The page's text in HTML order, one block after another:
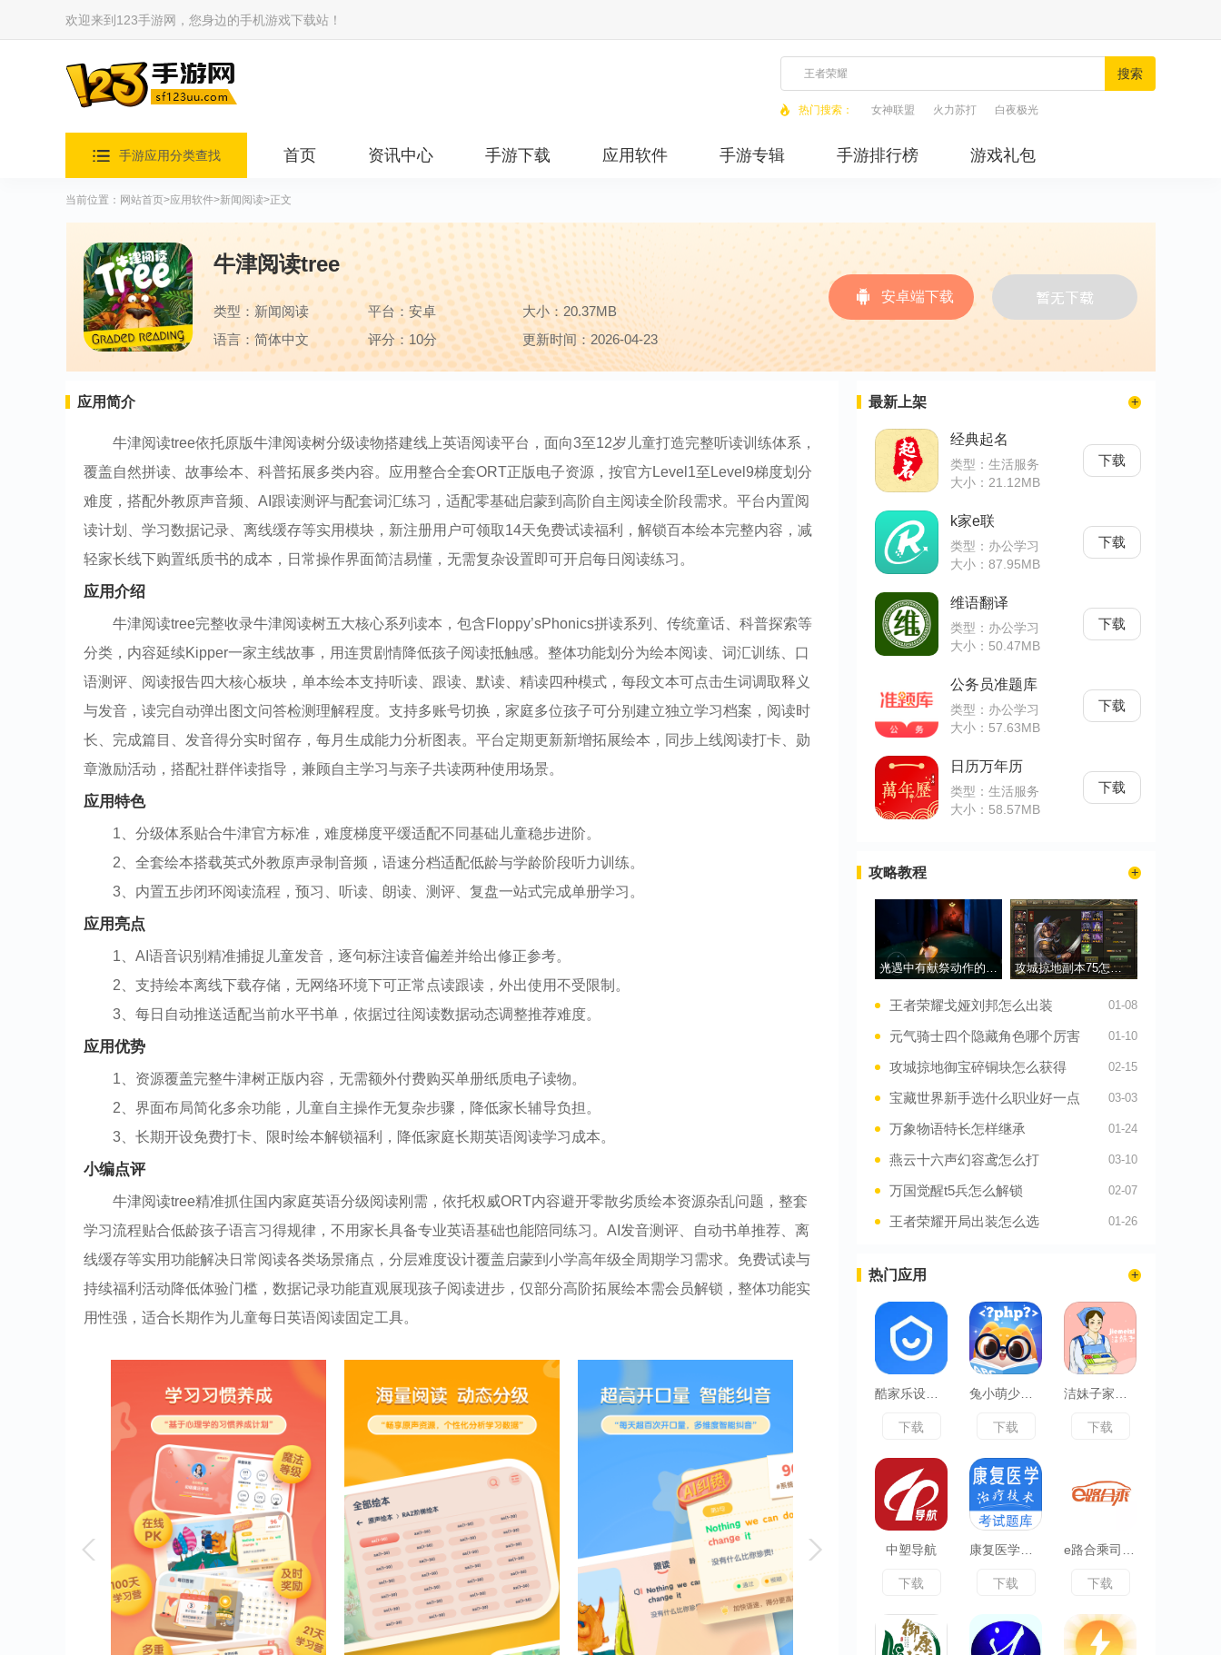
欢迎来到123手游网，您身边的手机游戏下载站！
搜索
热门搜索： 女神联盟 火力苏打 白夜极光
手游应用分类查找 首页 资讯中心 手游下载 应用软件 手游专辑 手游排行榜 游戏礼包
当前位置： 网站首页>应用软件>新闻阅读>正文
牛津阅读tree
类型：新闻阅读 平台：安卓
大小：20.37MB
语言：简体中文
评分：10分 更新时间：2026-04-23
安卓端下载
应用简介
牛津阅读tree依托原版牛津阅读树分级读物搭建线上英语阅读平台，面向3至12岁儿童打造完整听读训练体系，
覆盖自然拼读、故事绘本、科普拓展多类内容。应用整合全套ORT正版电子资源，按官方Level1至Level9梯度划分
难度，搭配外教原声音频、AI跟读测评与配套词汇练习，适配零基础启蒙到高阶自主阅读全阶段需求。平台内置阅
读计划、学习数据记录、离线缓存等实用模块，新注册用户可领取14天免费试读福利，解锁百本绘本完整内容，减
轻家长线下购置纸质书的成本，日常操作界面简洁易懂，无需复杂设置即可开启每日阅读练习。
应用介绍
牛津阅读tree完整收录牛津阅读树五大核心系列读本，包含Floppy’sPhonics拼读系列、传统童话、科普探索等
分类，内容延续Kipper一家主线故事，用连贯剧情降低孩子阅读抵触感。整体功能划分为绘本阅读、词汇训练、口
语测评、阅读报告四大核心板块，单本绘本支持听读、跟读、默读、精读四种模式，每段文本可点击生词调取释义
与发音，读完自动弹出图文问答检测理解程度。支持多账号切换，家庭多位孩子可分别建立独立学习档案，阅读时
长、完成篇目、发音得分实时留存，每月生成能力分析图表。平台定期更新新增拓展绘本，同步上线阅读打卡、勋
章激励活动，搭配社群伴读指导，兼顾自主学习与亲子共读两种使用场景。
应用特色
1、分级体系贴合牛津官方标准，难度梯度平缓适配不同基础儿童稳步进阶。
2、全套绘本搭载英式外教原声录制音频，语速分档适配低龄与学龄阶段听力训练。
3、内置五步闭环阅读流程，预习、听读、朗读、测评、复盘一站式完成单册学习。
应用亮点
1、AI语音识别精准捕捉儿童发音，逐句标注读音偏差并给出修正参考。
2、支持绘本离线下载存储，无网络环境下可正常点读跟读，外出使用不受限制。
3、每日自动推送适配当前水平书单，依据过往阅读数据动态调整推荐难度。
应用优势
1、资源覆盖完整牛津树正版内容，无需额外付费购买单册纸质电子读物。
2、界面布局简化多余功能，儿童自主操作无复杂步骤，降低家长辅导负担。
3、长期开设免费打卡、限时绘本解锁福利，降低家庭长期英语阅读学习成本。
小编点评
牛津阅读tree精准抓住国内家庭英语分级阅读刚需，依托权威ORT内容避开零散劣质绘本资源杂乱问题，整套
学习流程贴合低龄孩子语言习得规律，不用家长具备专业英语基础也能陪同练习。AI发音测评、自动书单推荐、离
线缓存等实用功能解决日常阅读各类场景痛点，分层难度设计覆盖启蒙到小学高年级全周期学习需求。免费试读与
持续福利活动降低体验门槛，数据记录功能直观展现孩子阅读进步，仅部分高阶拓展绘本需会员解锁，整体功能实
用性强，适合长期作为儿童每日英语阅读固定工具。
最新上架
经典起名
类型：生活服务
大小：21.12MB
下载
k家e联
类型：办公学习
大小：87.95MB
下载
维语翻译
类型：办公学习
大小：50.47MB
下载
公务员准题库
类型：办公学习
大小：57.63MB
下载
日历万年历
类型：生活服务
大小：58.57MB
下载
攻略教程
光遇中有献祭动作的先祖在哪里 攻城掠地副本75怎么过
王者荣耀戈娅刘邦怎么出装 01-08
元气骑士四个隐藏角色哪个厉害 01-10
攻城掠地御宝碎铜块怎么获得 02-15
宝藏世界新手选什么职业好一点 03-03
万象物语特长怎样继承 01-24
燕云十六声幻容鸢怎么打 03-10
万国觉醒t5兵怎么解锁 02-07
王者荣耀开局出装怎么选 01-26
热门应用
下载 下载 下载
中塑导航
下载 下载 下载